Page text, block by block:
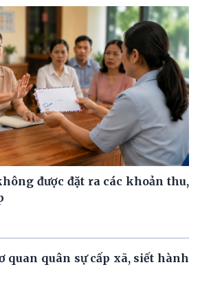
được đặt ra các khoản thu,
quan quân sự cấp xã, siết hành